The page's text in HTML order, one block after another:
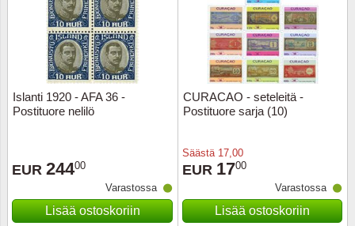
Islanti 1920 - AFA 36 -
Postituore nelilö
EUR 24400
Varastossa
Lisää ostoskoriin
CURACAO - seteleitä -
Postituore sarja (10)
Säästä 17,00
EUR 1700
Varastossa
Lisää ostoskoriin
San
Unkari